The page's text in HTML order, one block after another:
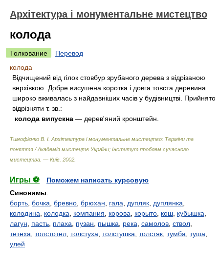
Архітектура і монументальне мистецтво
колода
Толкование
Перевод
колода
Відчищений від гілок стовбур зрубаного дерева з відрізаною
верхівкою. Добре висушена коротка і довга товста деревина
широко вживалась з найдавніших часів у будівництві. Прийнято
відрізняти т. зв.:
колода випускна — дерев'яний кронштейн.
Тимофієнко В. І. Архітектура і монументальне мистецтво: Терміни та
поняття / Академія мистецтв України; Інститут проблем сучасного
мистецтва. — Київ 2002
Игры ⚽
Поможем написать курсовую
Синонимы:
борть бочка бревно брюхан гала дупляк дуплянка
колодина
колодка компания корова корыто кош кубышка
лагун
пасть плаха пузан пышка река самолов ствол
тетеха толстотел толстуха толстушка толстяк тумба туша
улей